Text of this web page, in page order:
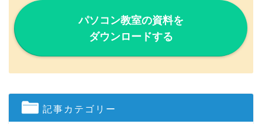
パソコン教室の資料を
ダウンロードする
記事カテゴリー